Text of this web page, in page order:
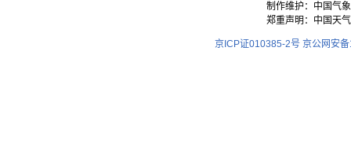
制作维护：中国气
郑重声明：中国天
京ICP证010385-2号 京公网安